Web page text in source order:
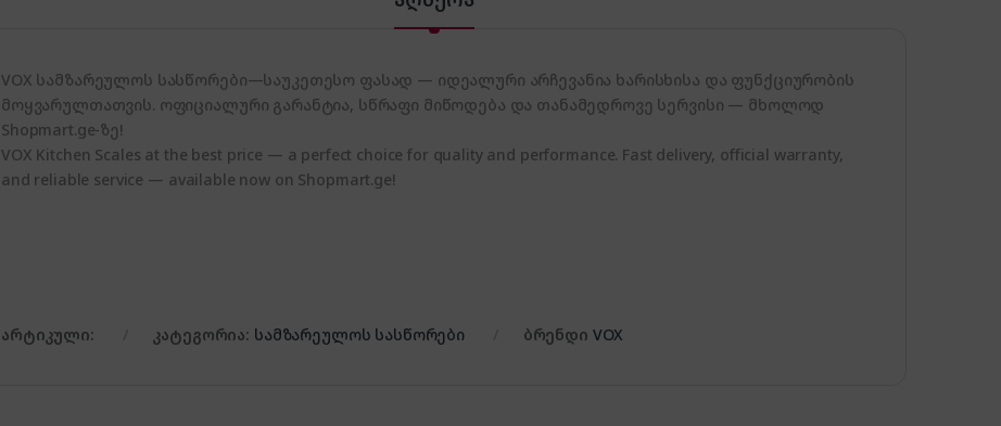
VOX სამზარეულოს სასწორები—საუკეთესო ფასად — იდეალური არჩევანია ხარისხისა და ფუნქციურობის
მოყვარულთათვის. ოფიციალური გარანტია, სწრაფი მიწოდება და თანამედროვე სერვისი — მხოლოდ
Shopmart.ge-ზე!
VOX Kitchen Scales at the best price — a perfect choice for quality and performance. Fast delivery, official warranty,
and reliable service — available now on Shopmart.ge!
არტიკული: კატეგორია: სამზარეულოს სასწორები ბრენდი VOX